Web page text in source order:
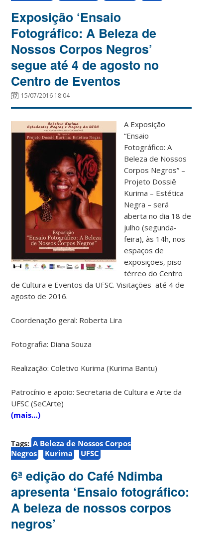
Exposição ‘Ensaio
Fotográfico: A Beleza de
Nossos Corpos Negros’
segue até 4 de agosto no
Centro de Eventos
15/07/2016 18:04
A Exposição
“Ensaio
Fotográfico: A
Beleza de Nossos
Corpos Negros” –
Projeto Dossiê
Kurima – Estética
Negra – será
aberta no dia 18 de
julho (segunda-
feira), às 14h, nos
espaços de
exposições, piso
térreo do Centro
de Cultura e Eventos da UFSC. Visitações até 4 de
agosto de 2016.
Coordenação geral: Roberta Lira
Fotografia: Diana Souza
Realização: Coletivo Kurima (Kurima Bantu)
Patrocínio e apoio: Secretaria de Cultura e Arte da
UFSC (SeCArte)
(mais…)
Tags: A Beleza de Nossos Corpos
Negros
Kurima UFSC
6ª edição do Café Ndimba
apresenta ‘Ensaio fotográfico:
A beleza de nossos corpos
negros’